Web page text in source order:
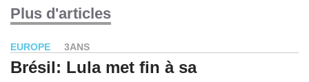
Plus d'articles
EUROPE 3ANS
Brésil: Lula met fin à sa